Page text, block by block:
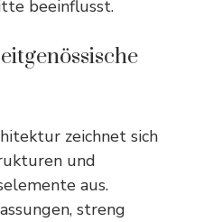
beeinflusst.
zeichnet sich
und
aus.
streng